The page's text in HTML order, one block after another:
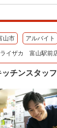
山市 アルバイト
ライザカ 富山駅前
ッチンスタッ